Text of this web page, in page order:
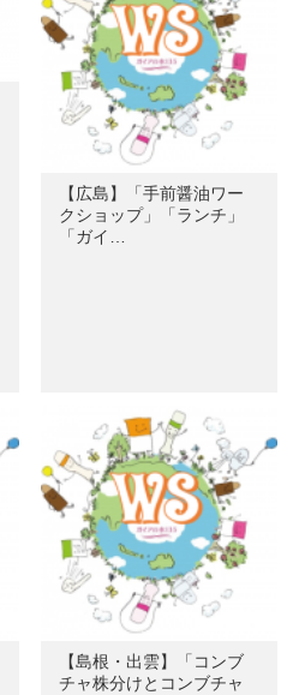
【広島】「手前醤油ワー
クショップ」「ランチ」
「ガイ…
【島根・出雲】「コンブ
チャ株分けとコンブチャ